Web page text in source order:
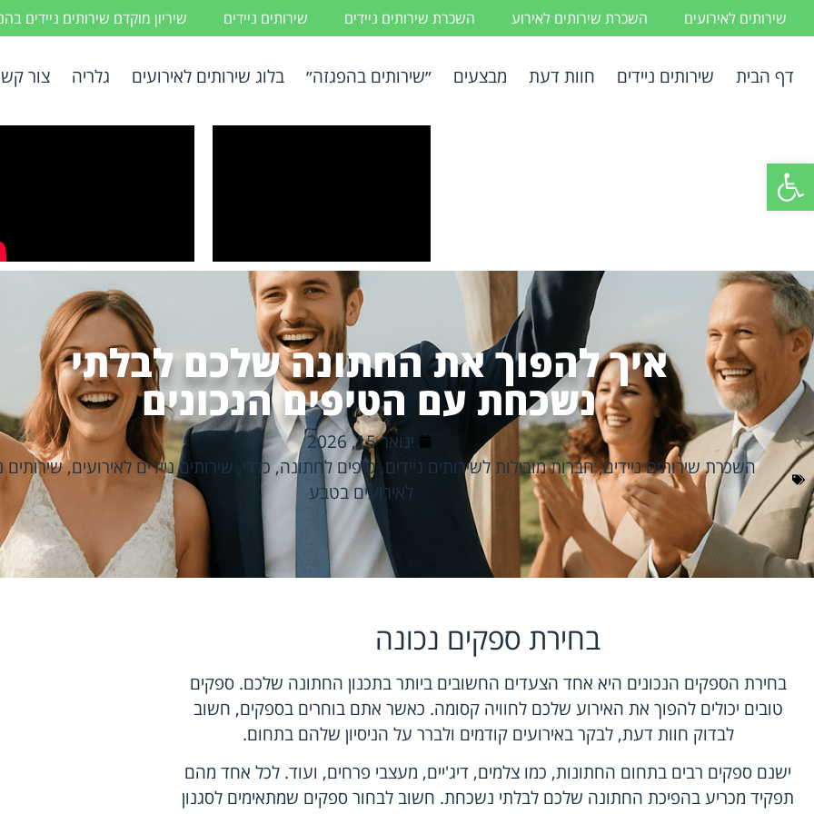
פתח סרגל נגישות
שירותים לאירועים השכרת שירותים לאירוע השכרת שירותים ניידים שירותים ניידים שיריון מוקדם שירותים ניידים
דף הבית שירותים ניידים חוות דעת מבצעים ״שירותים בהפגזה״ בלוג שירותים לאירועים גלריה צור
איך להפוך את החתונה שלכם לבלתי
נשכחת עם הטיפים הנכונים
ינואר 15, 2026
השכרת שירותים ניידים,חברות מובילות לשירותים ניידים, טיפים לחתונה,כללי , שירותים ניידים לאירועים,שירותים
לאירועים בטבע
בחירת ספקים נכונה
בחירת הספקים הנכונים היא אחד הצעדים החשובים ביותר בתכנון החתונה שלכם. ספקים
טובים יכולים להפוך את האירוע שלכם לחוויה קסומה. כאשר אתם בוחרים בספקים, חשוב
לבדוק חוות דעת, לבקר באירועים קודמים ולברר על הניסיון שלהם בתחום.
ישנם ספקים רבים בתחום החתונות, כמו צלמים, דיג'יים, מעצבי פרחים, ועוד. לכל אחד מהם
תפקיד מכריע בהפיכת החתונה שלכם לבלתי נשכחת. חשוב לבחור ספקים שמתאימים לסגנון